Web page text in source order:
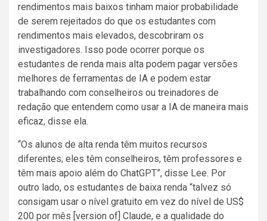
rendimentos mais baixos tinham maior probabilidade
de serem rejeitados do que os estudantes com
rendimentos mais elevados, descobriram os
investigadores. Isso pode ocorrer porque os
estudantes de renda mais alta podem pagar versões
melhores de ferramentas de IA e podem estar
trabalhando com conselheiros ou treinadores de
redação que entendem como usar a IA de maneira mais
eficaz, disse ela.
“Os alunos de alta renda têm muitos recursos
diferentes; eles têm conselheiros, têm professores e
têm mais apoio além do ChatGPT”, disse Lee. Por
outro lado, os estudantes de baixa renda “talvez só
consigam usar o nível gratuito em vez do nível de US$
200 por mês [version of] Claude, e a qualidade do